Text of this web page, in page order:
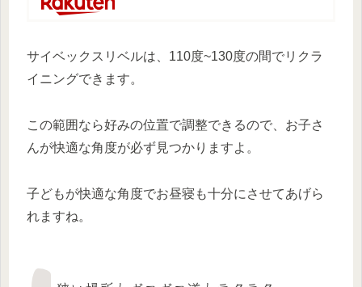
サイベックスリベルは、110度~130度の間でリクラ
イニングできます。
この範囲なら好みの位置で調整できるので、お子さ
んが快適な角度が必ず見つかりますよ。
子どもが快適な角度でお昼寝も十分にさせてあげら
れますね。